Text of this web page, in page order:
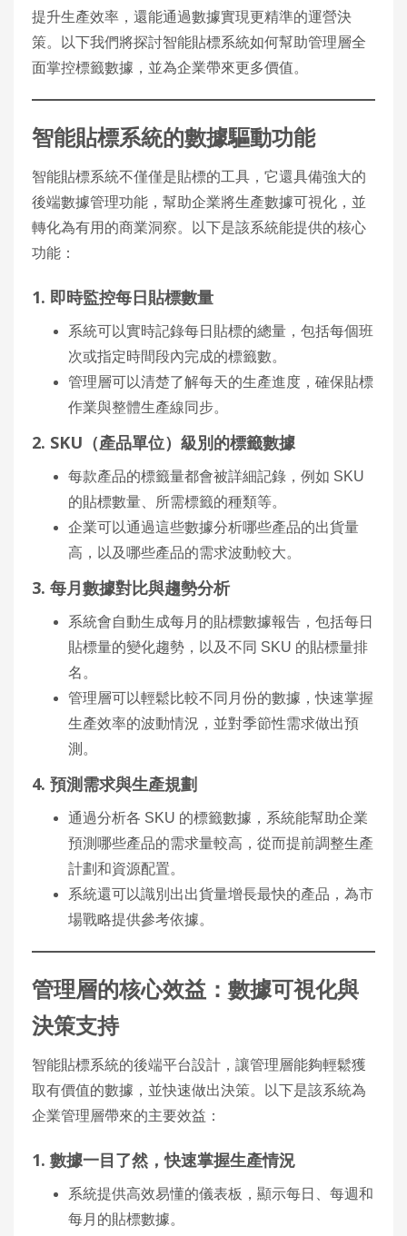
提升生產效率，還能通過數據實現更精準的運營決
策。以下我們將探討智能貼標系統如何幫助管理層全
面掌控標籤數據，並為企業帶來更多價值。
智能貼標系統的數據驅動功能
智能貼標系統不僅僅是貼標的工具，它還具備強大的
後端數據管理功能，幫助企業將生產數據可視化，並
轉化為有用的商業洞察。以下是該系統能提供的核心
功能：
1. 即時監控每日貼標數量
系統可以實時記錄每日貼標的總量，包括每個班
次或指定時間段內完成的標籤數。
管理層可以清楚了解每天的生產進度，確保貼標
作業與整體生產線同步。
2. SKU（產品單位）級別的標籤數據
每款產品的標籤量都會被詳細記錄，例如 SKU
的貼標數量、所需標籤的種類等。
企業可以通過這些數據分析哪些產品的出貨量
高，以及哪些產品的需求波動較大。
3. 每月數據對比與趨勢分析
系統會自動生成每月的貼標數據報告，包括每日
貼標量的變化趨勢，以及不同 SKU 的貼標量排
名。
管理層可以輕鬆比較不同月份的數據，快速掌握
生產效率的波動情況，並對季節性需求做出預
測。
4. 預測需求與生產規劃
通過分析各 SKU 的標籤數據，系統能幫助企業
預測哪些產品的需求量較高，從而提前調整生產
計劃和資源配置。
系統還可以識別出出貨量增長最快的產品，為市
場戰略提供參考依據。
管理層的核心效益：數據可視化與
決策支持
智能貼標系統的後端平台設計，讓管理層能夠輕鬆獲
取有價值的數據，並快速做出決策。以下是該系統為
企業管理層帶來的主要效益：
1. 數據一目了然，快速掌握生產情況
系統提供高效易懂的儀表板，顯示每日、每週和
每月的貼標數據。